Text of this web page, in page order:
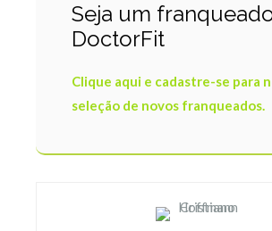
Seja um
DoctorFit
Clique aqui e cadastre-se para
seleção de novos franqueados.